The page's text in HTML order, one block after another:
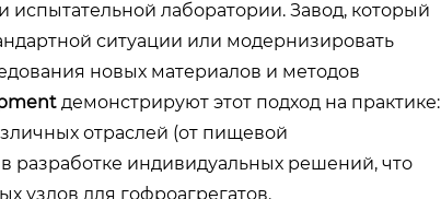
лаборатории. Завод, который
ситуации или модернизировать
новых материалов и методов
демонстрируют этот подход на практике:
отраслей (от пищевой
индивидуальных решений, что
узлов для гофроагрегатов.